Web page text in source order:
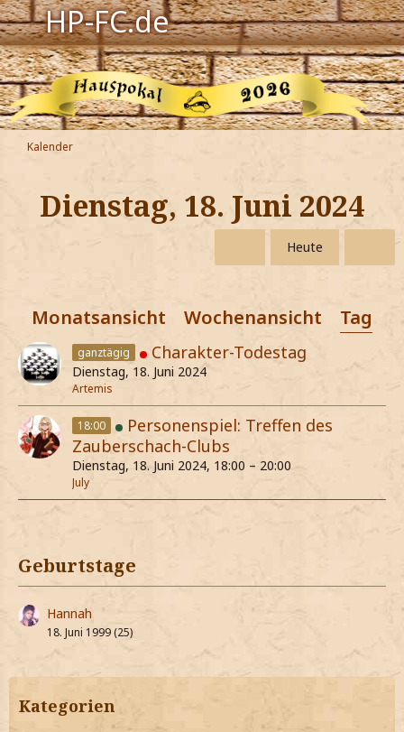
HP-FC.de
Navigation
Harry Potter
Der HP-FC
Hogwarts
Zauberwelt
Jetzt Fanclub-Mitglied werden!
Kalender
Dienstag, 18. Juni 2024
Heute
Monatsansicht Wochenansicht
ganztägig Charakter-Todestag
Dienstag, 18. Juni 2024
Artemis
18:00
Personenspiel: Treffen des
Zauberschach-Clubs
Dienstag, 18. Juni 2024, 18:00 – 20:00
July
Geburtstage
Hannah
18. Juni 1999 (25)
Kategorien